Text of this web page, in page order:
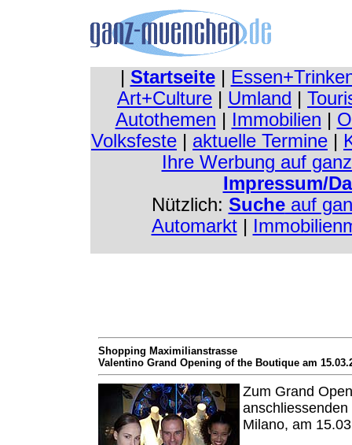
| Startseite|
Art+Culture | Umland |
Autothemen | Immobilien |
Volksfeste | aktuelle Termine |
Ihre Werbung auf
Impressum/
Nützlich: Sucheauf
Automarkt |
Shopping Maximilianstrasse
Valentino Grand Opening of the Boutique am
Zum Grand
Milano, am